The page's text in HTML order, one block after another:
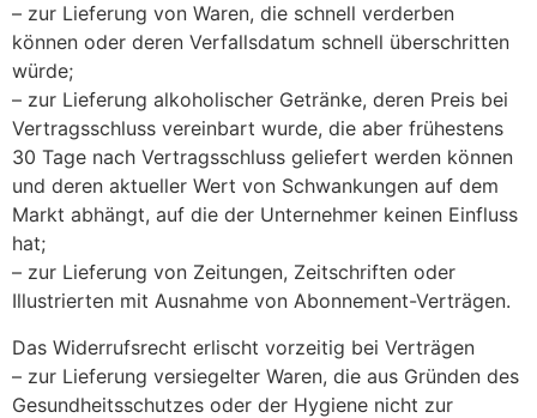
– zur Lieferung von Waren, die schnell verderben
können oder deren Verfallsdatum schnell überschritten
würde;
– zur Lieferung alkoholischer Getränke, deren Preis bei
Vertragsschluss vereinbart wurde, die aber frühestens
30 Tage nach Vertragsschluss geliefert werden können
und deren aktueller Wert von Schwankungen auf dem
Markt abhängt, auf die der Unternehmer keinen Einfluss
hat;
– zur Lieferung von Zeitungen, Zeitschriften oder
Illustrierten mit Ausnahme von Abonnement-Verträgen.
Das Widerrufsrecht erlischt vorzeitig bei Verträgen
– zur Lieferung versiegelter Waren, die aus Gründen des
Gesundheitsschutzes oder der Hygiene nicht zur